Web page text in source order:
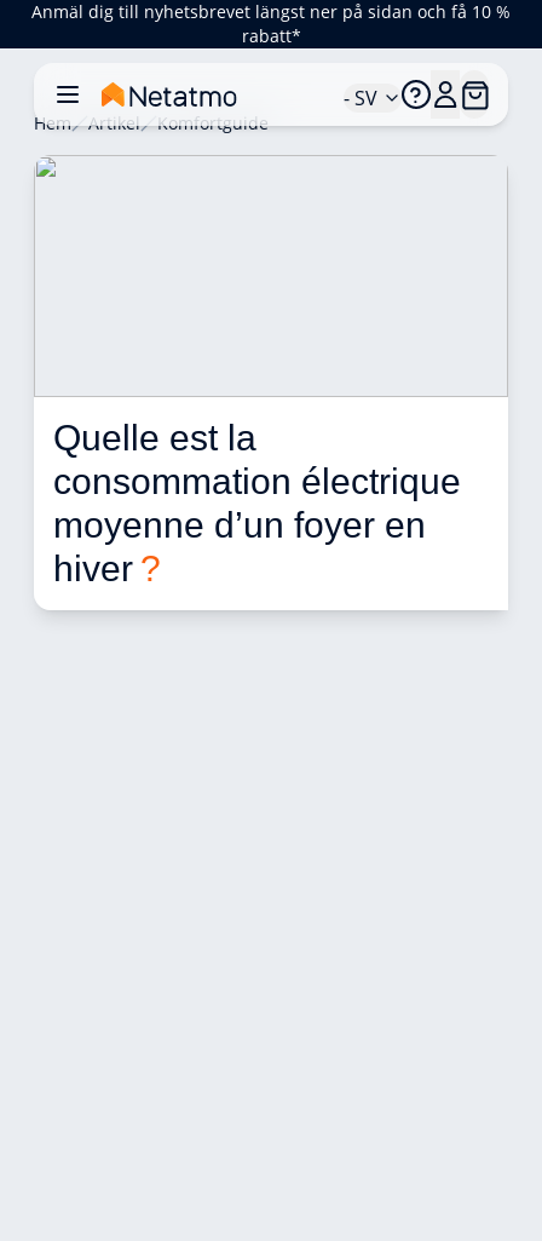
Anmäl dig till nyhetsbrevet längst ner på sidan och få 10 %
rabatt*
- SV
Hem Artikel Komfortguide
Quelle est la
consommation électrique
moyenne d’un foyer en
hiver ?